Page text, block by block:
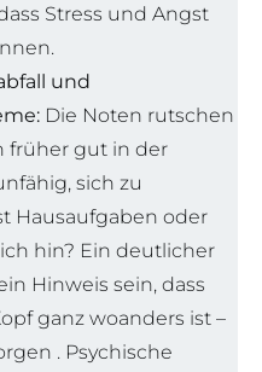
Stress und Angst
und
Die Noten rutschen
früher gut in der
sich zu
Hausaufgaben oder
hin? Ein deutlicher
Hinweis sein, dass
ganz woanders ist –
. Psychische